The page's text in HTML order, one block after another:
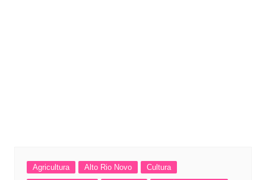
Agricultura Alto Rio Novo
Cultura